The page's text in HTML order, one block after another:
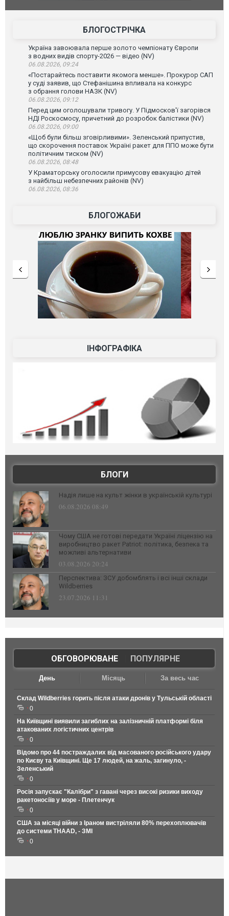
БЛОГОСТРІЧКА
Україна завоювала перше золото чемпіонату Європи
з водних видів спорту-2026 — відео (NV)
06.08.2026, 09:24
«Постарайтесь поставити якомога менше». Прокурор САП
у суді заявив, що Стефанішина впливала на конкурс
з обрання голови НАЗК (NV)
06.08.2026, 09:12
Перед цим оголошували тривогу. У Підмосков'ї загорівся
НДІ Роскосмосу, причетний до розробок балістики (NV)
06.08.2026, 09:00
«Щоб були більш зговірливими». Зеленський припустив,
що скорочення поставок Україні ракет для ППО може бути
політичним тиском (NV)
06.08.2026, 08:48
У Краматорську оголосили примусову евакуацію дітей
з найбільш небезпечних районів (NV)
06.08.2026, 08:36
БЛОГОЖАБИ
ІНФОГРАФІКА
БЛОГИ
Надія лише на культ жінки в українській культурі
06.08.2026 08:49
Чому США не готові передати Україні ліцензію на
виробництво ракет Patriot: політика, безпека та
можливі альтернативи
03.08.2026 20:24
Перспектива: ЗСУ добомблять і всі інші склади
Wildberries
23.07.2026 11:31
ОБГОВОРЮВАНЕ| ПОПУЛЯРНЕ
День Місяць За весь час
Склад Wildberries горить після атаки дронів у Тульській області
0
На Київщині виявили загиблих на залізничній платформі біля
атакованих логістичних центрів
0
Відомо про 44 постраждалих від масованого російського удару
по Києву та Київщині. Ще 17 людей, на жаль, загинуло, -
Зеленський
0
Росія запускає "Калібри" з гавані через високі ризики виходу
ракетоносіїв у море - Плетенчук
0
США за місяці війни з Іраном вистріляли 80% перехоплювачів
до системи THAAD, - ЗМІ
0